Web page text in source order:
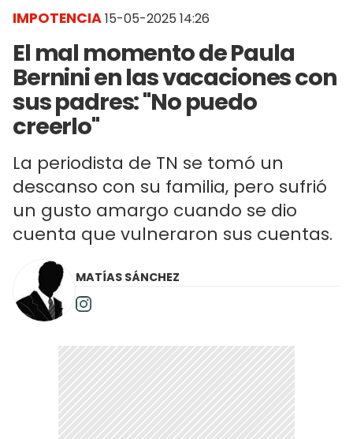
IMPOTENCIA15-05-2025 14:26
El mal momento de Paula
Bernini en las vacaciones con
sus padres: "No puedo
creerlo"
La periodista de TN se tomó un
descanso con su familia, pero sufrió
un gusto amargo cuando se dio
cuenta que vulneraron sus cuentas.
MATÍAS SÁNCHEZ